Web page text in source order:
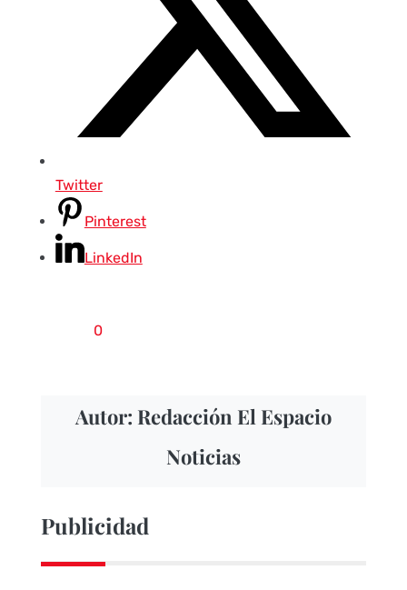
Twitter
Pinterest
LinkedIn
0
Autor: Redacción El Espacio
Noticias
Publicidad